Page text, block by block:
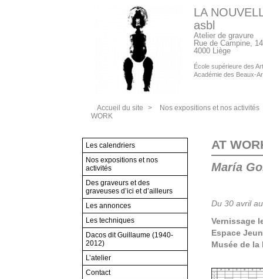
LA
asbl
Atelier de gravure
Rue de Campine, 14
4000 Liège
École supérieure des
Académie des Beaux-
Accueil du site > Nos expositions et nos activités
WORK
AT
María
Du 30 avril
Vernissage
Espace
Musée de la
Les calendriers
Nos expositions et nos
activités
Des graveurs et des
graveuses d’ici et d’ailleurs
Les annonces
Les techniques
Dacos dit Guillaume (1940-
2012)
L’atelier
Contact